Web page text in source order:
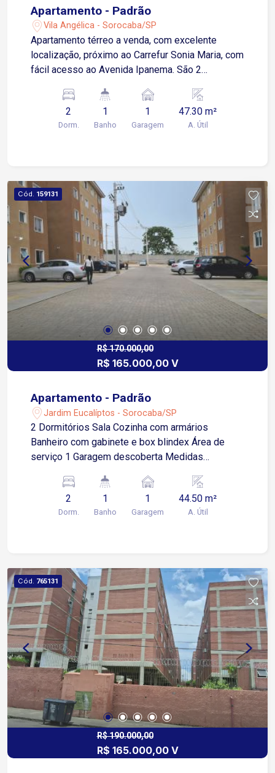
Apartamento - Padrão
Vila Angélica - Sorocaba/SP
Apartamento térreo a venda, com excelente
localização, próximo ao Carrefur Sonia Maria, com
fácil acesso ao Avenida Ipanema. São 2
banheiro social com box acrílico, garagem
coberta para 1 carro. medidas aproximadas
Dormitório I - 2,75 x 3,00 Dormitório II - 2,75 X
bloco
2
Dorm.
1
Banho
1
Garagem
47.30 m²
A. Útil
Cód. 159131
R$ 170.000,00
R$ 165.000,00 V
Apartamento - Padrão
Jardim Eucalíptos - Sorocaba/SP
2 Dormitórios Sala Cozinha com armários
Banheiro com gabinete e box blindex Área de
serviço 1 Garagem descoberta Medidas
II - 2,51 x 3,28 Sala - 2,39 x 4,64 Cozinha - 2,05 x
2
Dorm.
1
Banho
1
Garagem
44.50 m²
A. Útil
Cód. 765131
R$ 190.000,00
R$ 165.000,00 V